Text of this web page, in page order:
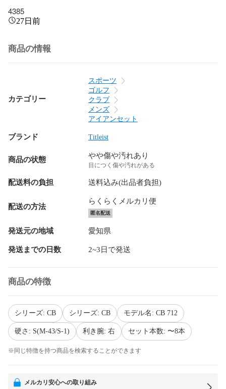
4385
27日前
商品の情報
カテゴリー
スポーツ
ゴルフ
クラブ
メンズ
アイアンセット
ブランド Titleist
商品の状態 やや傷や汚れあり
目につく傷や汚れがある
配送料の負担 送料込み(出品者負担)
配送の方法
らくらくメルカリ便
匿名配送
発送元の地域 愛知県
発送までの日数 2~3日で発送
商品の特徴
シリーズ: CB シリーズ: CB モデル名: CB 712
硬さ: S(M-43/S-1) 利き腕: 右 セット本数: 〜8本
※同じ特徴を持つ商品を検索することができます
メルカリ安心への取り組み